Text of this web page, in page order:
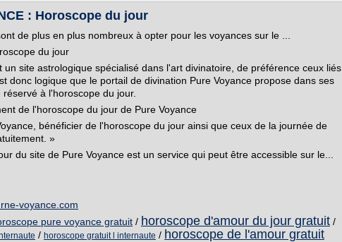
: Horoscope du jour
de plus en plus nombreux à opter pour les voyances sur le ...
du jour
un site astrologique spécialisé dans l'art divinatoire, de préférence ceux liés
donc logique que le portail de divination Pure Voyance propose dans ses
à l'horoscope du jour.
de l'horoscope du jour de Pure Voyance
bénéficier de l'horoscope du jour ainsi que ceux de la journée de
»
du site de Pure Voyance est un service qui peut être accessible sur le...
voyance.com
pure voyance gratuit / horoscope d'amour du jour gratuit /
/ horoscope gratuit l internaute / horoscope de l'amour gratuit